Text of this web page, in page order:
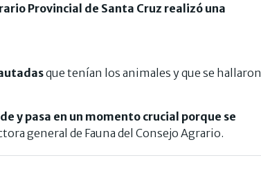
Provincial de Santa Cruz realizó una
que tenían los animales y que se hallaron
y pasa en un momento crucial porque se
general de Fauna del Consejo Agrario.